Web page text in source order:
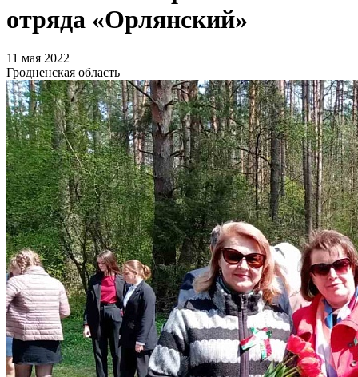
отряда «Орлянский»
11 мая 2022
Гродненская область